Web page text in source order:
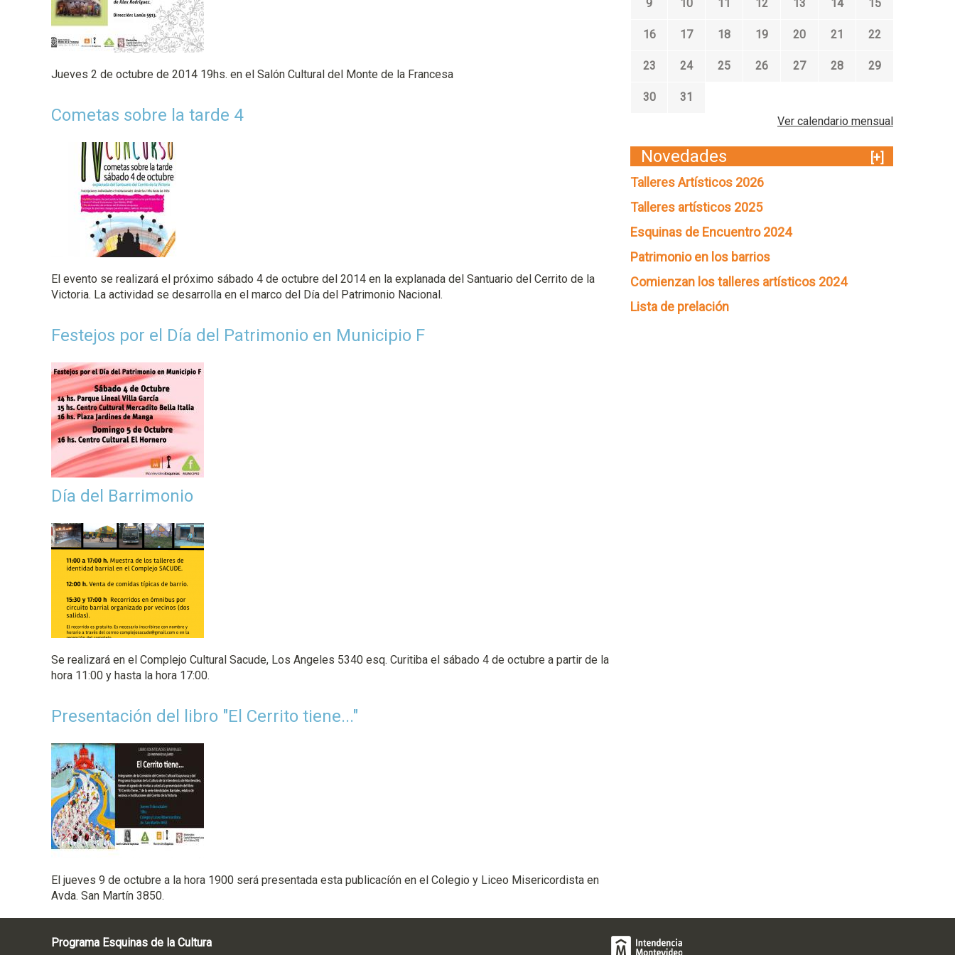
Jueves 2 de octubre de 2014 19hs. en el Salón Cultural del Monte de la Francesa
Cometas sobre la tarde 4
El evento se realizará el próximo sábado 4 de octubre del 2014 en la explanada del Santuario del Cerrito de la
Victoria. La actividad se desarrolla en el marco del Día del Patrimonio Nacional.
Festejos por el Día del Patrimonio en Municipio F
Día del Barrimonio
Se realizará en el Complejo Cultural Sacude, Los Angeles 5340 esq. Curitiba el sábado 4 de octubre a partir de la
hora 11:00 y hasta la hora 17:00.
Presentación del libro "El Cerrito tiene..."
El jueves 9 de octubre a la hora 1900 será presentada esta publicacíón en el Colegio y Liceo Misericordista en
Avda. San Martín 3850.
9 10 11 12 13 14 15
16 17 18 19 20 21 22
23 24 25 26 27 28 29
30
31
Ver calendario mensual
Novedades
[+]
Talleres Artísticos 2026
Talleres artísticos 2025
Esquinas de Encuentro 2024
Patrimonio en los barrios
Comienzan los talleres artísticos 2024
Lista de prelación
p
a
l
Programa Esquinas de la Cultura